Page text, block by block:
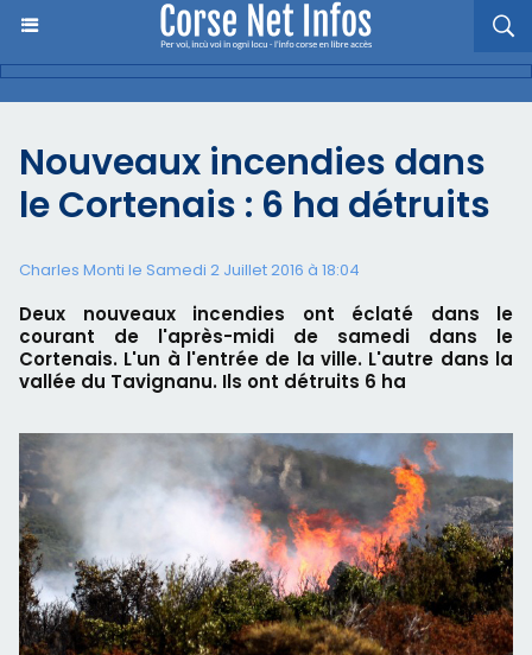
Nouveaux incendies dans
le Cortenais : 6 ha détruits
Charles Monti le Samedi 2 Juillet 2016 à 18:04
Deux nouveaux incendies ont éclaté dans le
courant de l'après-midi de samedi dans le
Cortenais. L'un à l'entrée de la ville. L'autre dans la
vallée du Tavignanu. Ils ont détruits 6 ha